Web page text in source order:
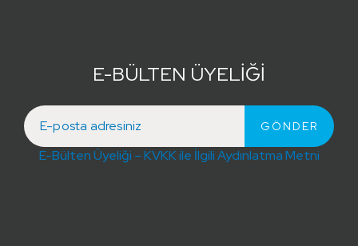
E-BÜLTEN ÜYELİĞİ
E-Bülten Üyeliği – KVKK ile İlgili Aydınlatma Metni